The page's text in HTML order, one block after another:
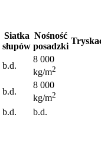
Siatka
słupów
Nośność
posadzki
b.d.
8 000
kg/m2
b.d.
8 000
kg/m2
b.d. b.d.